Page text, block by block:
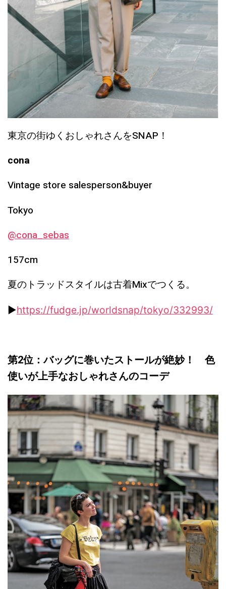
東京の街ゆくおしゃれさんをSNAP！
cona
Vintage store salesperson&buyer
Tokyo
@cona_sebas
157cm
夏のトラッドスタイルは古着Mixでつくる。
▶︎https://fudge.jp/worldsnap/tokyo/332993/
第2位：バッグに巻いたストールが絶妙！ 色
使いが上手なおしゃれさんのコーデ